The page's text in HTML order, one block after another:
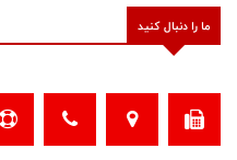
ما را دنبال کنید